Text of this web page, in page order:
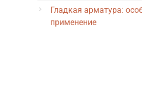
Гладкая арматура:
применение